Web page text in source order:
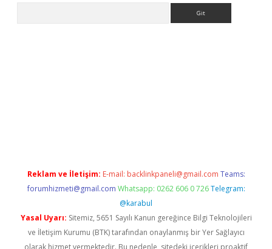
Reklam ve İletişim: E-mail: backlinkpaneli@gmail.com Teams:
forumhizmeti@gmail.com Whatsapp: 0262 606 0 726 Telegram:
@karabul
Yasal Uyarı: Sitemiz, 5651 Sayılı Kanun gereğince Bilgi Teknolojileri
ve İletişim Kurumu (BTK) tarafından onaylanmış bir Yer Sağlayıcı
olarak hizmet vermektedir. Bu nedenle, sitedeki içerikleri proaktif